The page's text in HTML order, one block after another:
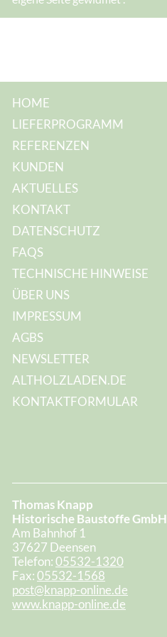
HOME
LIEFERPROGRAMM
REFERENZEN
KUNDEN
AKTUELLES
KONTAKT
DATENSCHUTZ
FAQS
TECHNISCHE HINWEISE
ÜBER UNS
IMPRESSUM
AGBS
NEWSLETTER
ALTHOLZLADEN.DE
KONTAKTFORMULAR
Thomas Knapp
Historische Baustoffe GmbH
Am Bahnhof 1
37627 Deensen
Telefon:05532-1320
Fax:05532-1568
post@knapp-online.de
www.knapp-online.de